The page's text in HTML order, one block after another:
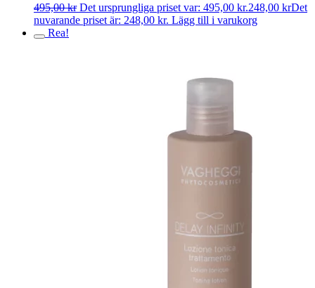
495,00kr Det ursprungliga priset var: 495,00 kr.248,00 krDet
nuvarande priset är: 248,00 kr. Lägg till i varukorg
Rea!